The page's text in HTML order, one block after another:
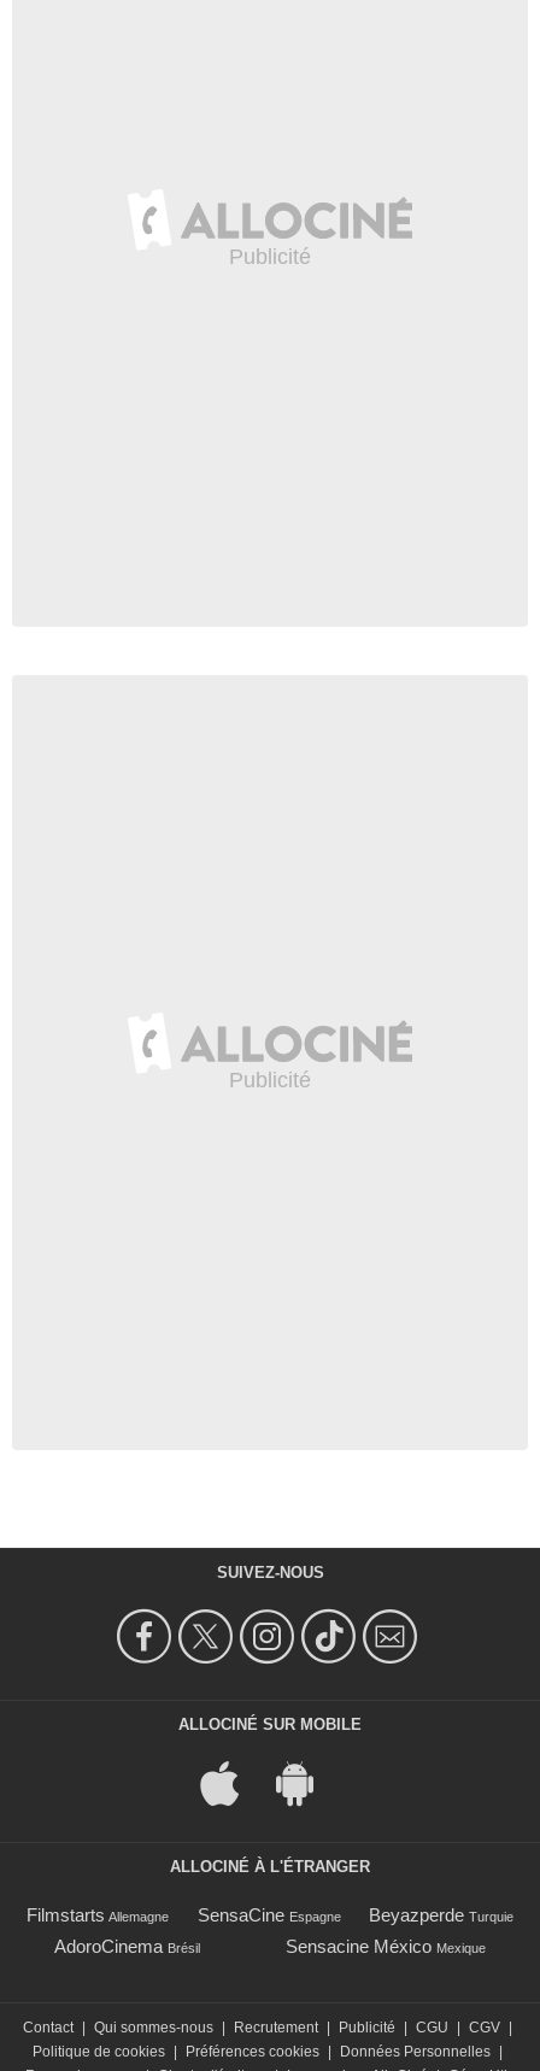
SUIVEZ-NOUS
ALLOCINÉ SUR MOBILE
ALLOCINÉ À L'ÉTRANGER
Filmstarts Allemagne SensaCine Espagne Beyazperde Turquie
AdoroCinema Brésil Sensacine México Mexique
Contact Qui sommes-nous Recrutement Publicité CGU CGV
Politique de cookies
Préférences cookies Données Personnelles